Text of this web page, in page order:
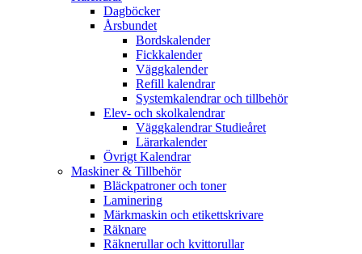
Dagböcker
Årsbundet
Bordskalender
Fickkalender
Väggkalender
Refill kalendrar
Systemkalendrar och tillbehör
Elev- och skolkalendrar
Väggkalendrar Studieåret
Lärarkalender
Övrigt Kalendrar
Maskiner & Tillbehör
Bläckpatroner och toner
Laminering
Märkmaskin och etikettskrivare
Räknare
Räknerullar och kvittorullar